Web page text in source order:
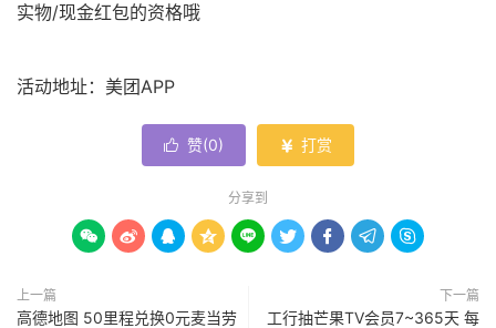
实物/现金红包的资格哦
活动地址：美团APP
 赞(0)  打赏
分享到
        
上一篇
高德地图 50里程兑换0元麦当劳
下一篇
工行抽芒果TV会员7~365天 每